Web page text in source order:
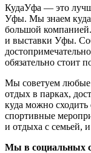
КудаУфа — это
Уфы. Мы знаем куда
большой
и выставки Уфы.
обязательно стоит
Мы советуем
отдых в парках,
куда можно сходить
спортивные
и отдыха с семьей,
Мы в социальных